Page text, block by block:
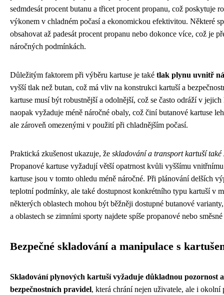
sedmdesát procent butanu a třicet procent propanu, což poskytuje
výkonem v chladném počasí a ekonomickou efektivitou. Některé
obsahovat až padesát procent propanu nebo dokonce více, což je
náročných podmínkách.
Důležitým faktorem při výběru kartuse je také tlak plynu uvnitř
vyšší tlak než butan, což má vliv na konstrukci kartuší a
kartuse musí být robustnější a odolnější, což se často odráží v
naopak vyžaduje méně náročné obaly, což činí butanové kartuse
ale zároveň omezenými v použití při chladnějším počasí.
Praktická zkušenost ukazuje, že skladování a transport kartuší
Propanové kartuse vyžadují větší opatrnost kvůli vyššímu
kartuse jsou v tomto ohledu méně náročné. Při plánování delších
teplotní podmínky, ale také dostupnost konkrétního typu kartuší v
některých oblastech mohou být běžněji dostupné butanové
a oblastech se zimními sporty najdete spíše propanové nebo
Bezpečné skladování a manipulace s
Skladování plynových kartuší vyžaduje důkladnou pozornost
bezpečnostních pravidel, která chrání nejen uživatele, ale i okolní